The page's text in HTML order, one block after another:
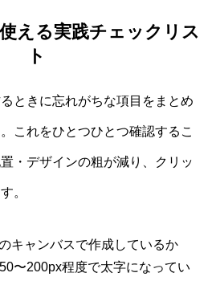
える実践チェックリス
ト
ときに忘れがちな項目をまとめ
これをひとつひとつ確認するこ
・デザインの粗が減り、クリッ
。
キャンバスで作成しているか
〜200px程度で太字になってい